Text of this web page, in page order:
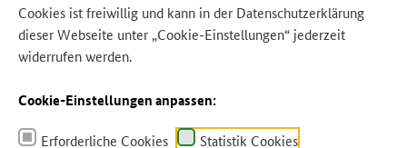
Cookies ist freiwillig und kann in der Datenschutzerklärung
dieser Webseite unter „Cookie-Einstellungen“ jederzeit
widerrufen werden.
Cookie-Einstellungen anpassen:
Erforderliche Cookies Statistik Cookies